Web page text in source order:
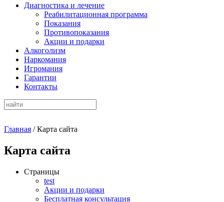
Диагностика и лечение
Реабилитационная программа
Показания
Противопоказания
Акции и подарки
Алкоголизм
Наркомания
Игромания
Гарантии
Контакты
Главная /Карта сайта
Карта сайта
Страницы
test
Акции и подарки
Бесплатная консультация